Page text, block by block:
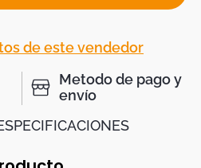
de este vendedor
Metodo de pago y
envío
ESPECIFICACIONES